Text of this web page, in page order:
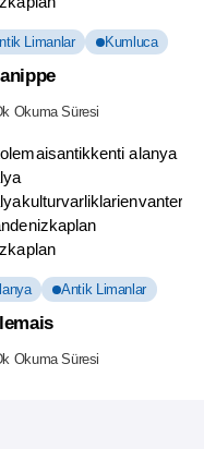
Limanlar Kumluca
Okuma Süresi
Antik Limanlar
Okuma Süresi